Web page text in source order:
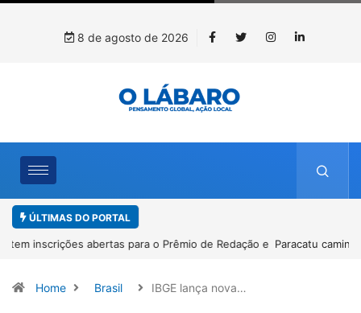
8 de agosto de 2026
ÚLTIMAS DO PORTAL
Paracatu caminha pelos 20 anos da Lei Maria da Penha
Home Brasil IBGE lança nova…